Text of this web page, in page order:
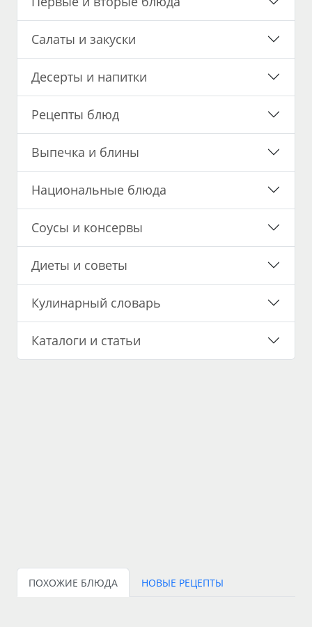
Салаты и закуски
Десерты и напитки
Рецепты блюд
Выпечка и блины
Национальные блюда
Соусы и консервы
Диеты и советы
Кулинарный словарь
Каталоги и статьи
ПОХОЖИЕ БЛЮДА НОВЫЕ РЕЦЕПТЫ